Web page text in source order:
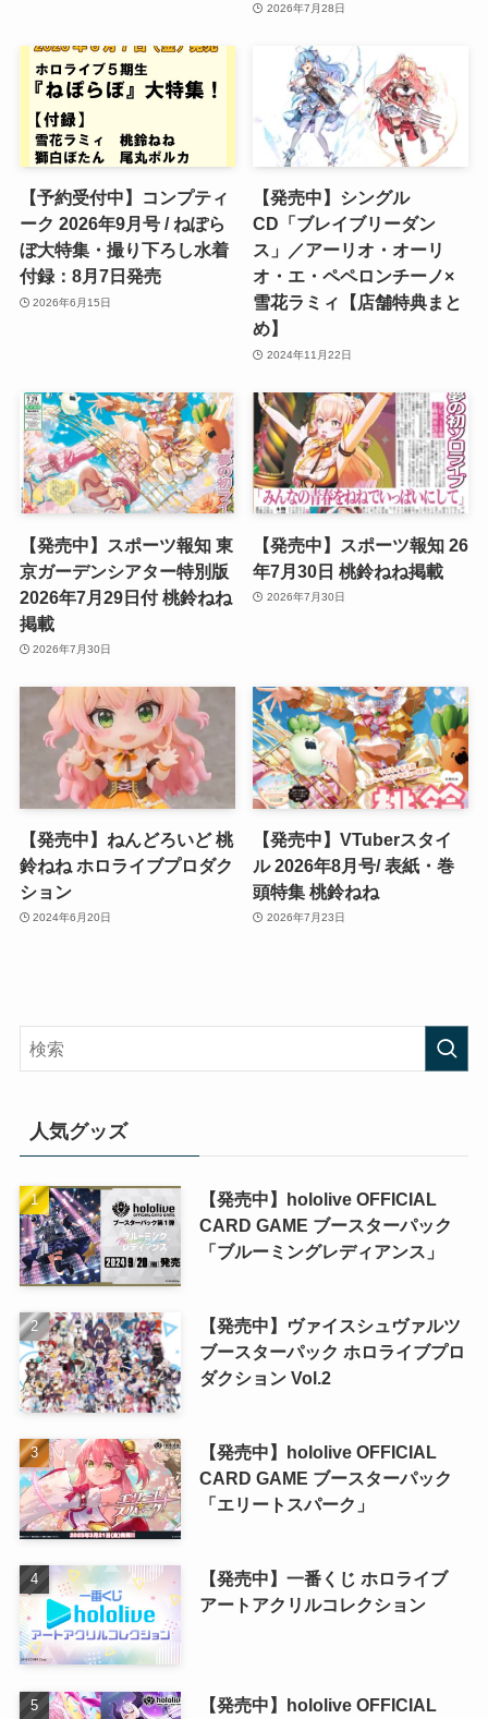
2026年7月28日
【予約受付中】コンプティ
ーク 2026年9月号 / ねぽら
ぼ大特集・撮り下ろし水着
付録：8月7日発売
2026年6月15日
【発売中】シングル
CD「ブレイブリーダン
ス」／アーリオ・オーリ
オ・エ・ペペロンチーノ×
雪花ラミィ【店舗特典まと
め】
2024年11月22日
【発売中】スポーツ報知 東
京ガーデンシアター特別版
2026年7月29日付 桃鈴ねね
掲載
2026年7月30日
【発売中】スポーツ報知 26
年7月30日 桃鈴ねね掲載
2026年7月30日
【発売中】ねんどろいど 桃
鈴ねね ホロライブプロダク
ション
2024年6月20日
【発売中】VTuberスタイ
ル 2026年8月号/ 表紙・巻
頭特集 桃鈴ねね
2026年7月23日
人気グッズ
【発売中】hololive OFFICIAL
CARD GAME ブースターパック
「ブルーミングレディアンス」
【発売中】ヴァイスシュヴァルツ
ブースターパック ホロライブプロ
ダクション Vol.2
【発売中】hololive OFFICIAL
CARD GAME ブースターパック
「エリートスパーク」
【発売中】一番くじ ホロライブ
アートアクリルコレクション
【発売中】hololive OFFICIAL